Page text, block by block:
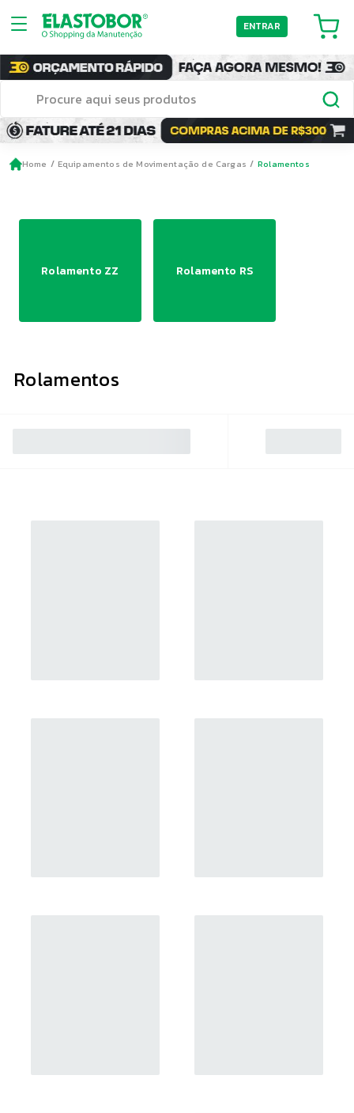
ENTRAR
Home Equipamentos de Movimentação de Cargas Rolamentos
Rolamento ZZ Rolamento RS
Rolamentos